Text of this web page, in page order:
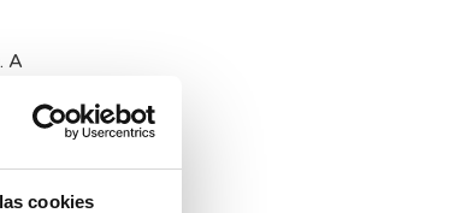
cookies
A